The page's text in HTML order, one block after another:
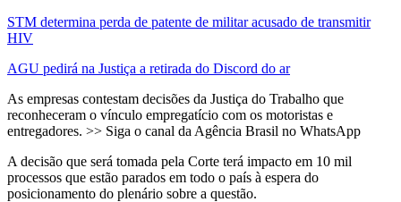
STM determina perda de patente de militar acusado de transmitir
HIV
AGU pedirá na Justiça a retirada do Discord do ar
As empresas contestam decisões da Justiça do Trabalho que
reconheceram o vínculo empregatício com os motoristas e
entregadores. >> Siga o canal da Agência Brasil no WhatsApp
A decisão que será tomada pela Corte terá impacto em 10 mil
processos que estão parados em todo o país à espera do
posicionamento do plenário sobre a questão.